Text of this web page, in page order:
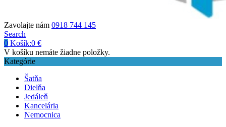
Zavolajte nám 0918 744 145
Search
0 Košík:0 €
V košíku nemáte žiadne položky.
Kategórie
Šatňa
Dielňa
Jedáleň
Kancelária
Nemocnica